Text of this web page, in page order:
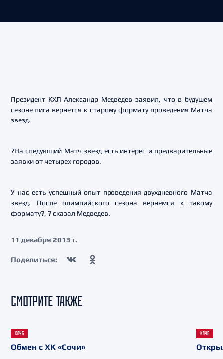
Президент КХЛ Александр Медведев заявил, что в будущем
сезоне лига вернется к старому формату проведения Матча
звезд.
?На следующий Матч звезд есть интерес и предварительные
заявки от четырех городов.
У нас есть успешный опыт проведения двухдневного Матча
звезд. После олимпийского сезона вернемся к такому
формату?, ? сказал Медведев.
11 декабря 2013 г.
Поделиться:
СМОТРИТЕ ТАКЖЕ
КЛУБ
Обмен с ХК «Сочи»
КЛУБ